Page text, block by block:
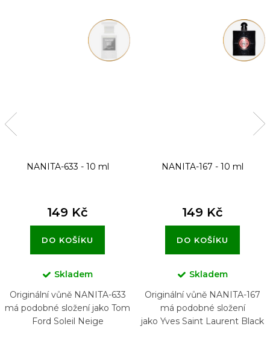
NANITA-633 - 10 ml
149 Kč
DO KOŠÍKU
Skladem
Originální vůně NANITA-633
má podobné složení jako Tom
Ford Soleil Neige
NANITA-167 - 10 ml
149 Kč
DO KOŠÍKU
Skladem
Originální vůně NANITA-167
má podobné složení
jako Yves Saint Laurent Black